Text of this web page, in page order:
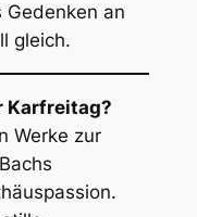
Gedenken an
gleich.
Karfreitag?
Werke zur
.